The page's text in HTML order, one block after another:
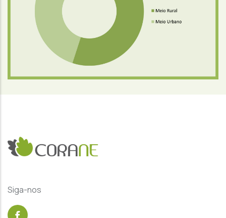
Siga-nos